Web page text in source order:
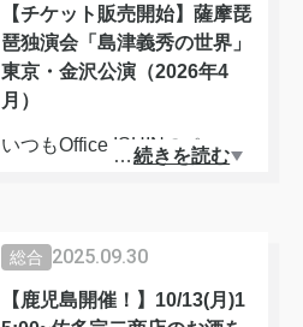
【チケット販売開始】薩摩琵
琶独演会「島津義秀の世界」
東京・金沢公演（2026年4
月）
いつもOffice ISHINのページ
令和8年（2026年）4月、東
京と金沢の2都市にて開催さ
…続きを読む
総合 2025.09.30
【鹿児島開催！】10/13(月)1